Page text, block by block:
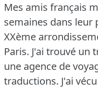
Mes amis français
semaines dans
XXème
Paris. J'ai trouvé un
une agence de
traductions. J'ai